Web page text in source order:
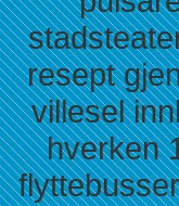
resept
villesel
hverken